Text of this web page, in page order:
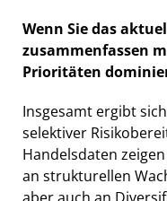
Wenn Sie das
zusammenfassen
Prioritäten
Insgesamt ergibt
selektiver
Handelsdaten
an strukturellen